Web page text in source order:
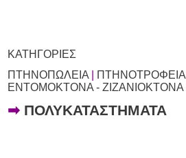
ΚΑΤΗΓΟΡΙΕΣ
ΠΤΗΝΟΠΩΛΕΙΑ
ΠΤΗΝΟΤΡΟΦΕΙΑ
ΕΝΤΟΜΟΚΤΟΝΑ - ΖΙΖΑΝΙΟΚΤΟΝΑ
➡ ΠΟΛΥΚΑΤΑΣΤΗΜΑΤΑ